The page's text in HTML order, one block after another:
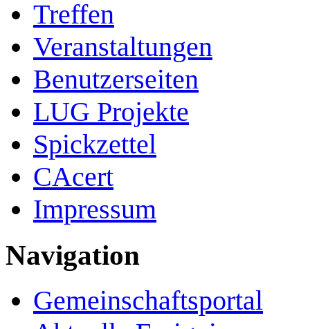
Treffen
Veranstaltungen
Benutzerseiten
LUG Projekte
Spickzettel
CAcert
Impressum
Navigation
Gemeinschafts­portal